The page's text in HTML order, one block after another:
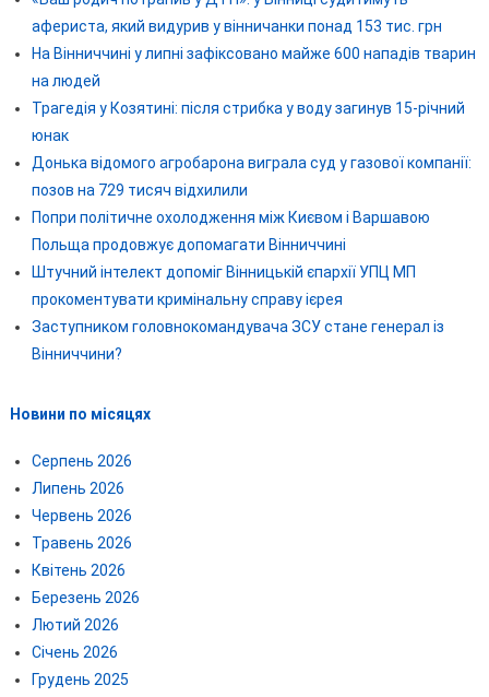
афериста, який видурив у вінничанки понад 153 тис. грн
На Вінниччині у липні зафіксовано майже 600 нападів тварин
на людей
Трагедія у Козятині: після стрибка у воду загинув 15-річний
юнак
Донька відомого агробарона виграла суд у газової компанії:
позов на 729 тисяч відхилили
Попри політичне охолодження між Києвом і Варшавою
Польща продовжує допомагати Вінниччині
Штучний інтелект допоміг Вінницькій єпархії УПЦ МП
прокоментувати кримінальну справу ієрея
Заступником головнокомандувача ЗСУ стане генерал із
Вінниччини?
Новини по місяцях
Серпень 2026
Липень 2026
Червень 2026
Травень 2026
Квітень 2026
Березень 2026
Лютий 2026
Січень 2026
Грудень 2025